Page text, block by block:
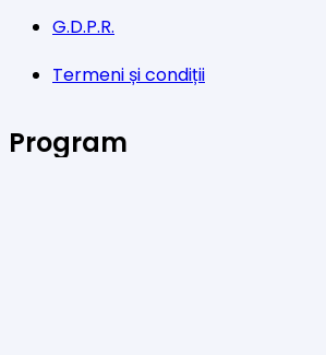
G.D.P.R.
Termeni și condiții
Program